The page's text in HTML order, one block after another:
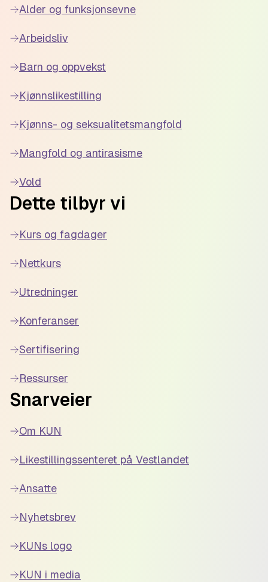
Alder og funksjonsevne
Arbeidsliv
Barn og oppvekst
Kjønnslikestilling
Kjønns- og seksualitetsmangfold
Mangfold og antirasisme
Vold
Dette tilbyr vi
Kurs og fagdager
Nettkurs
Utredninger
Konferanser
Sertifisering
Ressurser
Snarveier
Om KUN
Likestillingssenteret på Vestlandet
Ansatte
Nyhetsbrev
KUNs logo
KUN i media